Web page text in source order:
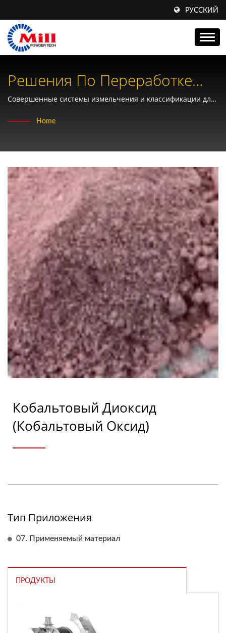
РУССКИЙ
Решения По Переработке
Диоксида Кобальта Для
Промышленности
Совершенные системы измельчения и классификации для
контролем размера частиц
Home
Кобальтовый Диоксид
(кобальтовый Оксид)
Тип Приложения
07. Применяемый материал
ПРОДУКТЫ